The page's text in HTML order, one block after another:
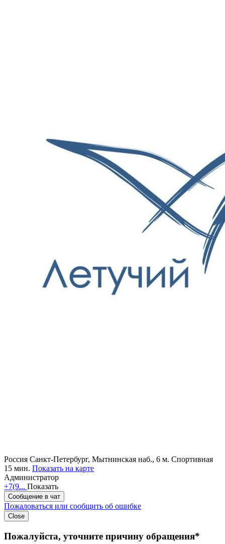
Россия Санкт-Петербург, Мытнинская наб., 6 м. Спортивная
15 мин. Показать на карте
Администратор
+7(9... Показать
Сообщение в чат
Пожаловаться или сообщить об ошибке
Close
Пожалуйста, уточните причину обращения*